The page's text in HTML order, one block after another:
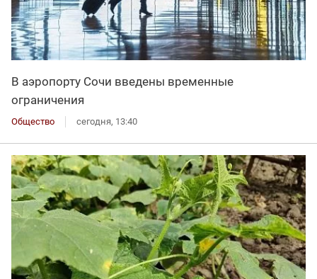
В аэропорту Сочи введены временные
ограничения
Общество сегодня, 13:40